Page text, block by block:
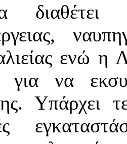
ενώ η
για να
Υπάρχει